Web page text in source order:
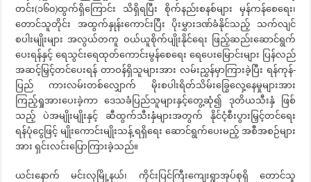
တင်း(၁၆၀)ထွက်ရှိကြောင်း သိရှိရပြီး စိုက်နည်းစနစ်များ မှန်ကန်စေရေး၊
တောင်သူတိုင်း အထွက်နှုန်းကောင်းပြီး ပိုးမွှားဒဏ်ခံနိုင်သည့် သက်လျင်
စပါးမျိုးများ အလွယ်တကူ ဝယ်ယူစိုက်ပျိုးနိုင်ရေး ဖြည့်ဆည်းဆောင်ရွက်
ပေးရန်နှင့် ရေသွင်းရေထုတ်ကောင်းမွန်စေရေး ရေပေးမြောင်းများ ပြန်လည်
အဆင့်မြှင့်တင်ပေးရန် တာဝန်ရှိသူများအား လမ်းညွှန်မှာကြားခဲ့ပြီး ရန်ကုန်-
ပြည် ကားလမ်းတစ်လျှောက် မိုးစပါးရိတ်သိမ်းခြွေလှေ့နေမှုများအား
ကြည့်ရှုအားပေးခဲ့ကာ ဒေသခံပြည်သူများနှင့်တွေ့ဆုံ၍ ဒုတိယသီးနှံ ဖြစ်
သည့် ပဲအမျိုးမျိုးနှင့် ဆီထွက်သီးနှံများအတွက် နိုင်ငံ့စီးပွားမြှင့်တင်ရေး
ရန်ပုံငွေဖြင့် မျိုးကောင်းမျိုးသန့် ရရှိရေး ဆောင်ရွက်ပေးမည့် အစီအစဉ်များ
အား ရှင်းလင်းပြောကြားခဲ့သည်။
ယင်းနောက် မင်းလှမြို့နယ်၊ ကိုင်းပြင်ကြီးကျေးရွာအုပ်စုရှိ တောင်သူ